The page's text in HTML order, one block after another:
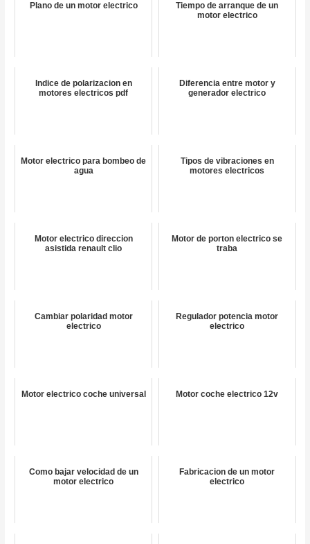
Plano de un motor electrico
Tiempo de arranque de un
motor electrico
Indice de polarizacion en
motores electricos pdf
Diferencia entre motor y
generador electrico
Motor electrico para bombeo de
agua
Tipos de vibraciones en
motores electricos
Motor electrico direccion
asistida renault clio
Motor de porton electrico se
traba
Cambiar polaridad motor
electrico
Regulador potencia motor
electrico
Motor electrico coche universal Motor coche electrico 12v
Como bajar velocidad de un
motor electrico
Fabricacion de un motor
electrico